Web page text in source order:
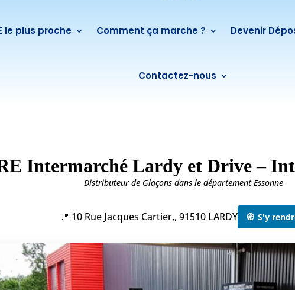
le plus proche Comment ça marche ? Devenir
Contactez-nous
Intermarché Lardy et Drive –
Distributeur de Glaçons dans le département Essonne
📍 10 Rue Jacques Cartier,, 91510 LARDY 🧭 S'y